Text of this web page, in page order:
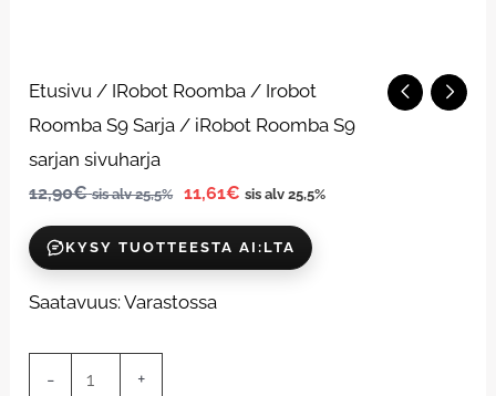
Etusivu / IRobot Roomba / Irobot
Roomba S9 Sarja / iRobot Roomba S9
sarjan sivuharja
12,90€ sis alv 25,5% 11,61€ sis alv 25,5%
KYSY TUOTTEESTA AI:LTA
Saatavuus:Varastossa
-
iRobot
Roomba
S9
sarjan
sivuharja
määrä
+